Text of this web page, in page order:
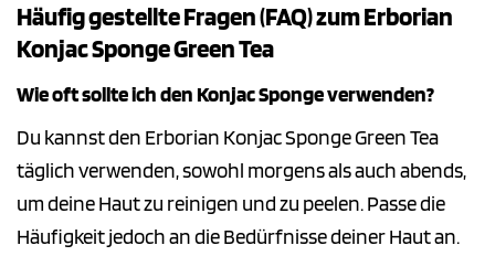
Häufig gestellte Fragen (FAQ) zum Erborian
Konjac Sponge Green Tea
Wie oft sollte ich den Konjac Sponge verwenden?
Du kannst den Erborian Konjac Sponge Green Tea
täglich verwenden, sowohl morgens als auch abends,
um deine Haut zu reinigen und zu peelen. Passe die
Häufigkeit jedoch an die Bedürfnisse deiner Haut an.